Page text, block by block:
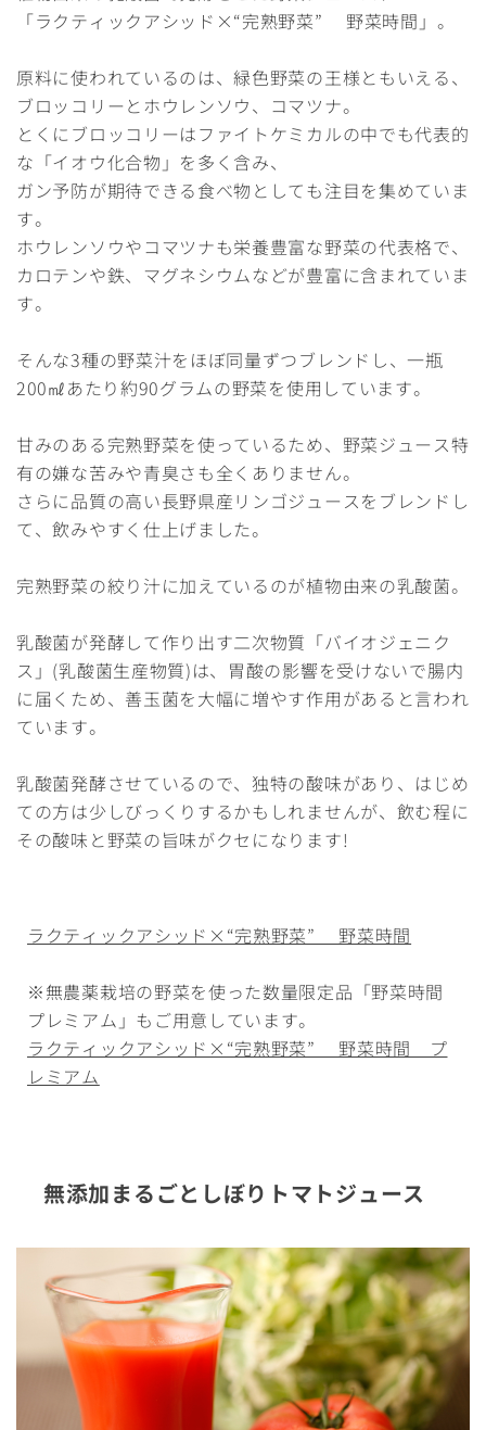
「ラクティックアシッド×“完熟野菜” 野菜時間」。
原料に使われているのは、緑色野菜の王様ともいえる、
ブロッコリーとホウレンソウ、コマツナ。
とくにブロッコリーはファイトケミカルの中でも代表的
な「イオウ化合物」を多く含み、
ガン予防が期待できる食べ物としても注目を集めていま
す。
ホウレンソウやコマツナも栄養豊富な野菜の代表格で、
カロテンや鉄、マグネシウムなどが豊富に含まれていま
す。
そんな3種の野菜汁をほぼ同量ずつブレンドし、一瓶
200㎖あたり約90グラムの野菜を使用しています。
甘みのある完熟野菜を使っているため、野菜ジュース特
有の嫌な苦みや青臭さも全くありません。
さらに品質の高い長野県産リンゴジュースをブレンドし
て、飲みやすく仕上げました。
完熟野菜の絞り汁に加えているのが植物由来の乳酸菌。
乳酸菌が発酵して作り出す二次物質「バイオジェニク
ス」(乳酸菌生産物質)は、胃酸の影響を受けないで腸内
に届くため、善玉菌を大幅に増やす作用があると言われ
ています。
乳酸菌発酵させているので、独特の酸味があり、はじめ
ての方は少しびっくりするかもしれませんが、飲む程に
その酸味と野菜の旨味がクセになります!
ラクティックアシッド×“完熟野菜” 野菜時間
※無農薬栽培の野菜を使った数量限定品「野菜時間
プレミアム」もご用意しています。
ラクティックアシッド×“完熟野菜” 野菜時間 プ
レミアム
無添加まるごとしぼりトマトジュース